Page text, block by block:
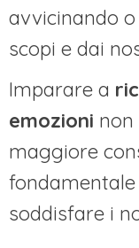
avvicinando
scopi e dai
Imparare a
emozioni non
maggiore
soddisfare i